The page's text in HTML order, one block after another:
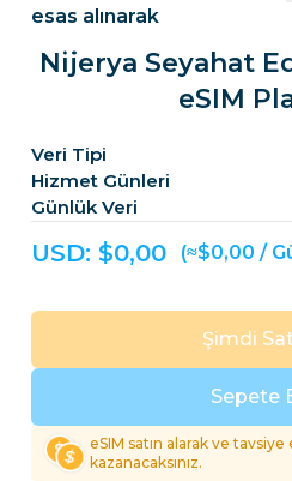
esas alınarak
Nijerya Seyahat
eSIM
Veri Tipi
Hizmet Günleri
Günlük Veri
USD: $0,00 (≈$0,00 /
Sepete
Şimdi
eSIM satın alarak ve
kazanacaksınız.